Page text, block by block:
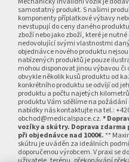
samostatný produkt. S našimi
komponenty příplatkové výbavy
nevstupují do ceny daného
zboží nebo jako zboží, které je
nedovolující svými vlastnostmi
objednávce nového produktu
nabízených produktů je pouze
mohou disponovat jinou výbavou
obvykle několik kusů produktu od
konkrétního produktu se odvíjí od
produktu a počtu najetých
produktu Vám sdělíme na
nabídky nás kontaktujte na tel.:
obchod@medicalspace.cz.*
vozíky a skútry. Doprava
při objednávce nad 1000€. **
skútru je uváděn za ideálních
doporučenou výrobcem. V praxi se